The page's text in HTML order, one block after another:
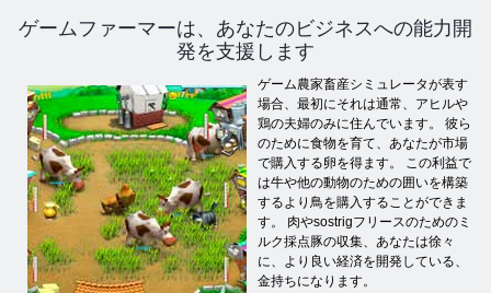
ゲームファーマーは、あなたのビジネスへの能力開
発を支援します
ゲーム農家畜産シミュレータが表す
場合、最初にそれは通常、アヒルや
鶏の夫婦のみに住んでいます。 彼ら
のために食物を育て、あなたが市場
で購入する卵を得ます。 この利益で
は牛や他の動物のための囲いを構築
するより鳥を購入することができま
す。 肉やsostrigフリースのためのミ
ルク採点豚の収集、あなたは徐々
に、より良い経済を開発している、
金持ちになります。